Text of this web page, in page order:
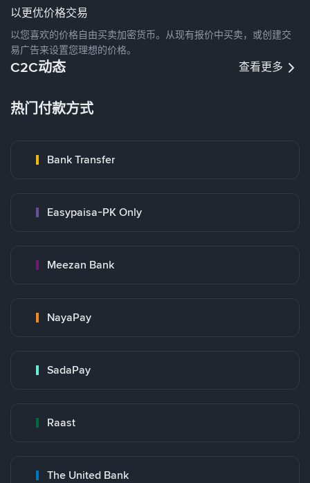
以更优价格交易
以您喜欢的价格自由买卖加密货币。从现有报价中买卖，或创建交
易广告来设置您理想的价格。
C2C动态 查看更多
热门付款方式
Bank Transfer
Easypaisa-PK Only
Meezan Bank
NayaPay
SadaPay
Raast
The United Bank